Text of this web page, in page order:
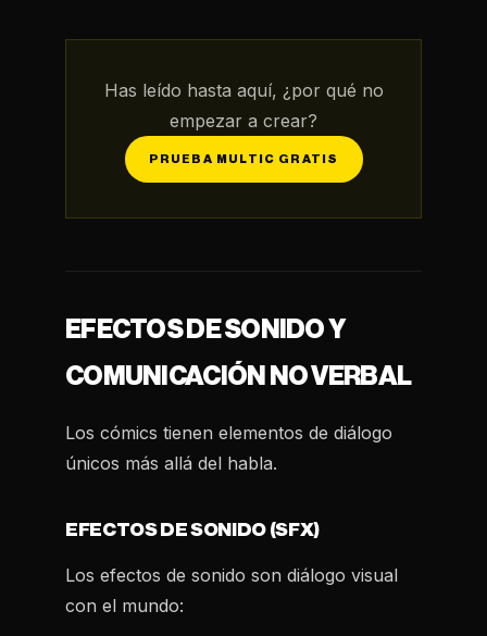
Has leído hasta aquí, ¿por qué no
empezar a crear?
PRUEBA MULTIC GRATIS
EFECTOS DE SONIDO Y
COMUNICACIÓN NO VERBAL
Los cómics tienen elementos de diálogo
únicos más allá del habla.
EFECTOS DE SONIDO (SFX)
Los efectos de sonido son diálogo visual
con el mundo: